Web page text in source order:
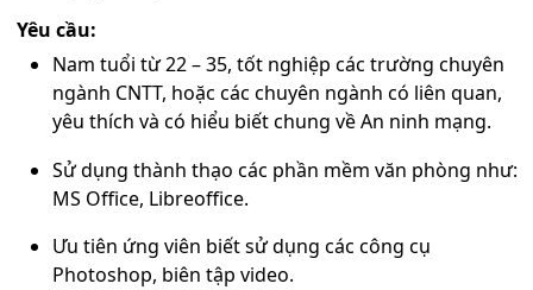
Yêu cầu:
Nam tuổi từ 22 – 35, tốt nghiệp các trường chuyên
ngành CNTT, hoặc các chuyên ngành có liên quan,
yêu thích và có hiểu biết chung về An ninh mạng.
Sử dụng thành thạo các phần mềm văn phòng như:
MS Office, Libreoffice.
Ưu tiên ứng viên biết sử dụng các công cụ
Photoshop, biên tập video.